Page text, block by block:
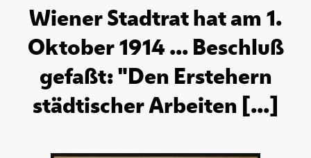
Wiener Stadtrat hat am 1.
Oktober 1914 ... Beschluß
gefaßt: "Den Erstehern
städtischer Arbeiten [...]